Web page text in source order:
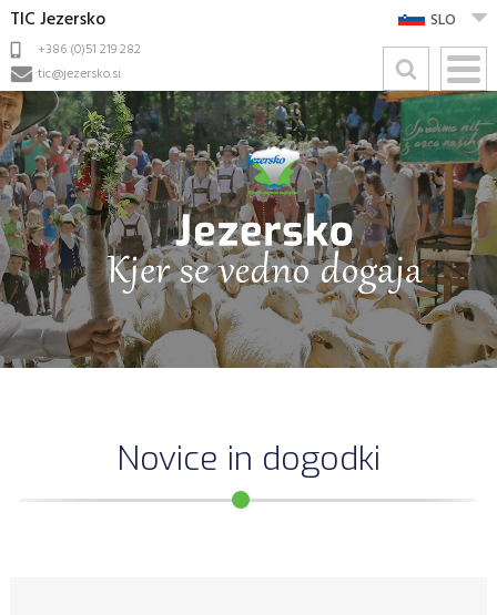
TIC Jezersko
+386 (0)51 219 282
tic@jezersko.si
SLO
Novice in dogodki